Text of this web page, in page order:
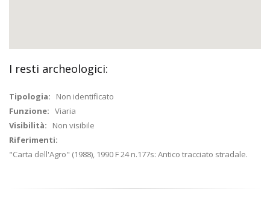
I resti archeologici:
Tipologia: Non identificato
Funzione: Viaria
Visibilità: Non visibile
Riferimenti:
"Carta dell'Agro" (1988), 1990 F 24 n.177s: Antico tracciato stradale.